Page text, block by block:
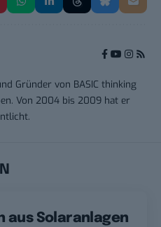
Gründer von BASIC thinking
Von 2004 bis 2009 hat er
aus Solaranlagen